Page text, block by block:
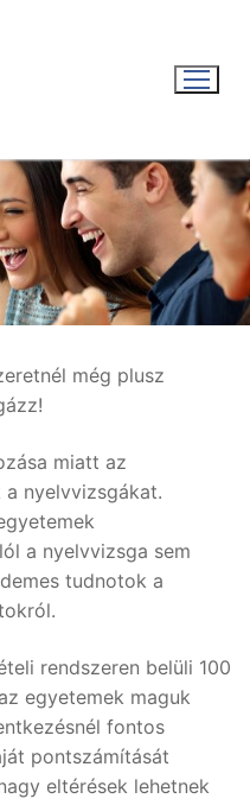
még plusz
miatt az
nyelvvizsgákat.
a nyelvvizsga sem
tudnotok a
rendszeren belüli 100
egyetemek maguk
fontos
pontszámítását
eltérések lehetnek